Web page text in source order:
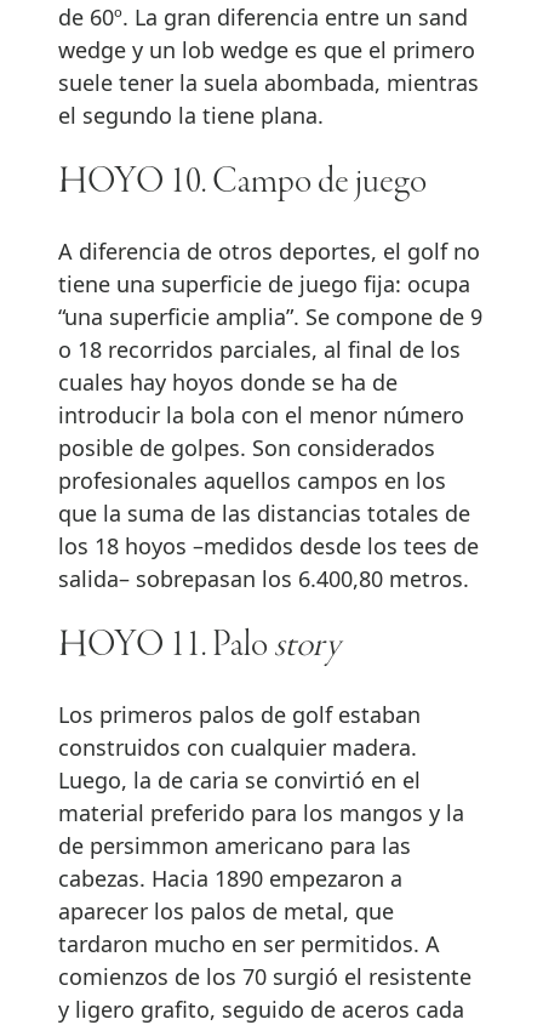
de 60º. La gran diferencia entre un sand
wedge y un lob wedge es que el primero
suele tener la suela abombada, mientras
el segundo la tiene plana.
HOYO 10. Campo de juego
A diferencia de otros deportes, el golf no
tiene una superficie de juego fija: ocupa
“una superficie amplia”. Se compone de 9
o 18 recorridos parciales, al final de los
cuales hay hoyos donde se ha de
introducir la bola con el menor número
posible de golpes. Son considerados
profesionales aquellos campos en los
que la suma de las distancias totales de
los 18 hoyos –medidos desde los tees de
salida– sobrepasan los 6.400,80 metros.
HOYO 11. Palo story
Los primeros palos de golf estaban
construidos con cualquier madera.
Luego, la de caria se convirtió en el
material preferido para los mangos y la
de persimmon americano para las
cabezas. Hacia 1890 empezaron a
aparecer los palos de metal, que
tardaron mucho en ser permitidos. A
comienzos de los 70 surgió el resistente
y ligero grafito, seguido de aceros cada